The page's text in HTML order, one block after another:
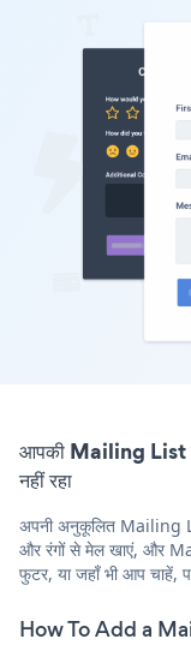
आपकी Mailing List
नहीं रहा
अपनी अनुकूलित Mailing
और रंगों से मेल खाएं, और
फुटर, या जहाँ भी आप चाहें,
How To Add a